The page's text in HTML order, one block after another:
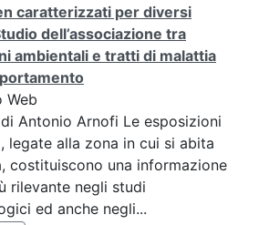
caratterizzati per diversi
dell’associazione tra
ambientali e tratti di malattia
Web
Antonio Arnofi Le esposizioni
legate alla zona in cui si abita
costituiscono una informazione
rilevante negli studi
ed anche negli...